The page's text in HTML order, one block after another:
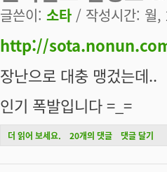
글쓴이: 소타 / 작성시간: 월
http://
장난으로 대충 맹겄는데..
인기 폭발입니다 =_=
원더걸스 일정표 & 짤방 갤러리에 대해서
더 읽어 보세요. 20개의 댓글 댓글 달기